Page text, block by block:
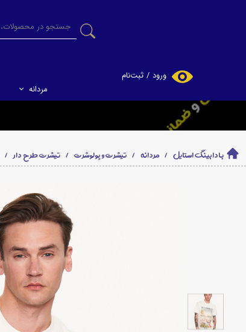
ورود / ثبت‌نام
خروج از حساب
مردانه
بادابینگ استایل مردانه تیشرت و پولوشرت تیشرت طرح دار